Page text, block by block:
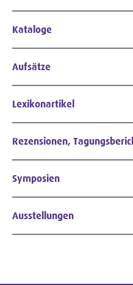
Kataloge
Aufsätze
Lexikonartikel
Rezensionen,
Symposien
Ausstellungen